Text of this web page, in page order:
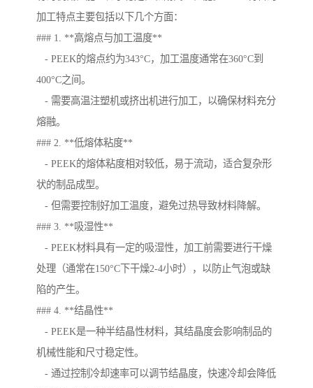
加工特点主要包括以下几个方面：
### 1. **高熔点与加工温度**
- PEEK的熔点约为343°C，加工温度通常在360°C到
400°C之间。
- 需要高温注塑机或挤出机进行加工，以确保材料充分
熔融。
### 2. **低熔体粘度**
- PEEK的熔体粘度相对较低，易于流动，适合复杂形
状的制品成型。
- 但需要控制好加工温度，避免过热导致材料降解。
### 3. **吸湿性**
- PEEK材料具有一定的吸湿性，加工前需要进行干燥
处理（通常在150°C下干燥2-4小时），以防止气泡或缺
陷的产生。
### 4. **结晶性**
- PEEK是一种半结晶性材料，其结晶度会影响制品的
机械性能和尺寸稳定性。
- 通过控制冷却速率可以调节结晶度，快速冷却会降低